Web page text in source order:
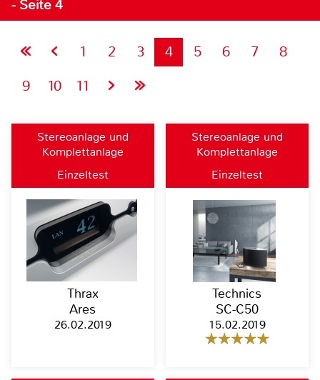
- Seite 4
1 2 3 4 5 6 7
8
9
10 11
Stereoanlage und
Komplettanlage
Einzeltest
Thrax
Ares
26.02.2019
Stereoanlage und
Komplettanlage
Einzeltest
Technics
SC-C50
15.02.2019